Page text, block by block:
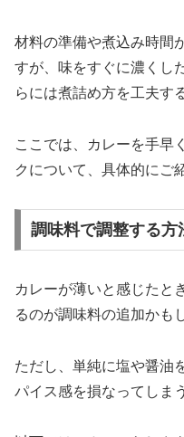
材料の準備や煮込み時間
すが、味をすぐに濃くし
らには煮詰め方を工夫す
ここでは、カレーを手早
クについて、具体的にご
調味料で調整する方
カレーが薄いと感じたと
るのが調味料の追加かも
ただし、単純に塩や醤油
パイス感を損なってしま